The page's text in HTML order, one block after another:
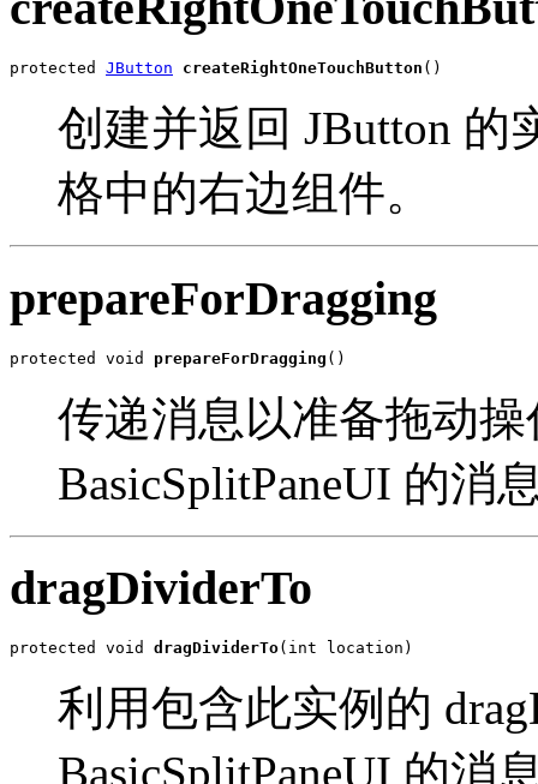
protected JButton createRightOneTouchButton ()
创建并返回 JButton
格中的右边组件。
prepareForDragging
protected void prepareForDragging ()
传递消息以准备拖动操
BasicSplitPaneUI 的消
dragDividerTo
protected void dragDividerTo(int location)
利用包含此实例的
BasicSplitPaneUI 的消